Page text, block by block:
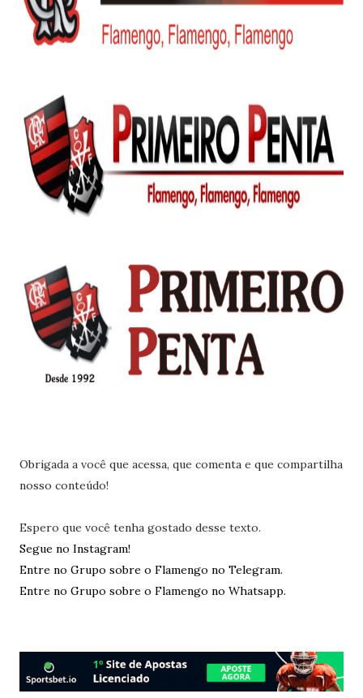
Obrigada a você que acessa, que comenta e que compartilha
nosso conteúdo!
Espero que você tenha gostado desse texto.
Segue no Instagram!
Entre no Grupo sobre o Flamengo no Telegram.
Entre no Grupo sobre o Flamengo no Whatsapp.